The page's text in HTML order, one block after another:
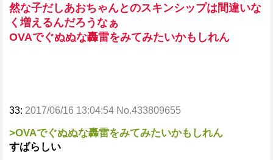
然な子だしあおちゃんとのスキンシップは間違いな
く増えるんだろうなぁ
OVAでぐぬぬな轟雷をみてみたいかもしれん
33: 2017/06/16 13:04:54 No.433809655
>OVAでぐぬぬな轟雷をみてみたいかもしれん
すばらしい